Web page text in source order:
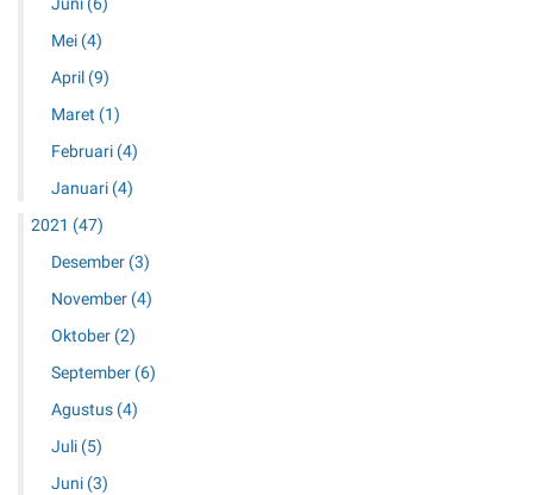
Juni (6)
Mei (4)
April (9)
Maret (1)
Februari (4)
Januari (4)
2021 (47)
Desember (3)
November (4)
Oktober (2)
September (6)
Agustus (4)
Juli (5)
Juni (3)